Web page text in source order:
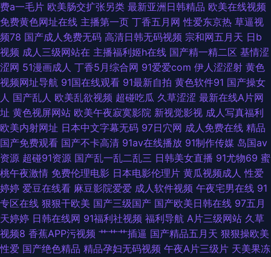
本欧美国产综合 91爱爱Tv 超碰在97人人操 欧美日韩国产91 97色色资源 国
产丝袜熟女 日本A网 超碰人人草人妻 伊人成人社区 欧美一二区操 91爱豆美
女视频 91在线资源站 狠狠狠日 91黑丝高跟 狠狠干狠狠艹 岛国四级片 国内
自拍AV 91嫂子在线 国产日韩欧美一区 人人乐人人妻 综合色色丁香五月 91
传媒网 av免费网站 麻豆专区 亚洲3级电影网 波多结依 久草资源网 天美mv
入口 91综合在线视频 韩国av久久 日本久久午夜 91成人小视频 欧美色频 AV
韩日性爱 精品久热
费a一毛片 欧美肠交扩张另类 最新亚洲日韩精品 欧美在线视频
免费黄色网址在线 主播第一页 丁香五月网 性爱东京热 草逼视
频78 国产成人免费无码 高清日韩无码视频 宗和网五月天 日b
视频 成人三级网站在 主播福利姬h在线 国产精一精二区 基情涩
涩网 51漫画成人 丁香5月综合网 91爱爱com 伊人涩涩射 黄色
视频网址导航 91国在线观看 91最新自拍 黄色软件91 国产操女
人 国产乱人 欧美乱欲视频 超碰吃瓜 久草涩涩 最新在线A片网
址 黄色视屏网站 欧美午夜寂寞影院 新视觉影视 成人写真福利
欧美内射网址 日本中文字幕无码 97日穴网 成人免费在线 精品
国产免费观看 国产不卡高清 91av在线播放 91制作传媒 岛国av
资源 超碰91资源 国产乱一乱二乱三 日韩美女直播 91尤物69 蜜
桃午夜激情 免费伦理电影 日本电影伦理片 黄瓜视频成人 性爱
婷婷 爱豆在线看 麻豆影院爱爱 成人软件视频 午夜宅男在线 91
专区在线 狠狠干欧美 国产三级国产 国产欧美日韩在线 97五月
天婷婷 日韩在线网 91福利社视频 福利导航 A片三级网站 久草
视频8 香蕉APP污视频 艹艹艹插逼 国产精品五月天 狠狠操欧美
性爱 国产绝色精品 精品孕妇无码视频 午夜A片三级片 天美果冻